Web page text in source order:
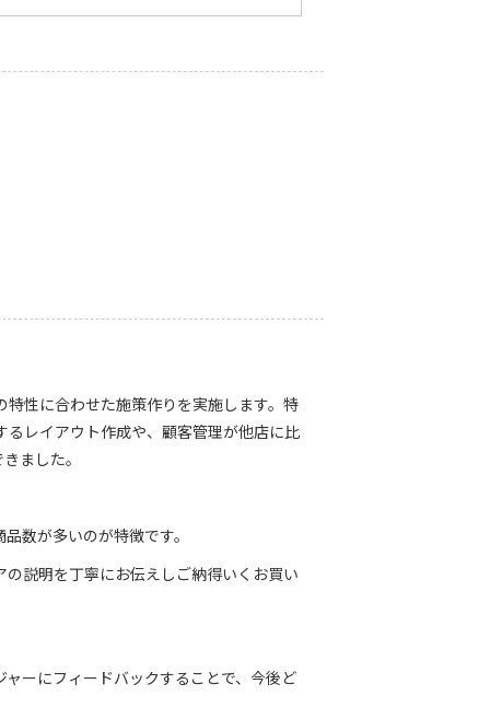
性に合わせた施策作りを実施します。特
レイアウト作成や、顧客管理が他店に比
ました。
数が多いのが特徴です。
説明を丁寧にお伝えしご納得いくお買い
ーにフィードバックすることで、今後ど